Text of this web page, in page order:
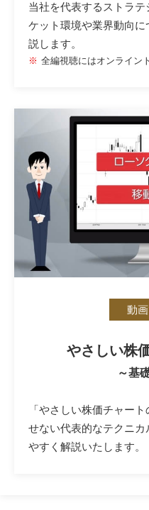
当社を代表するストラ
ケット環境や業界動向
説します。
全編視聴にはオンライン
動
やさしい株
～基
「やさしい株価チャー
せない代表的なテクニ
やすく解説いたします。